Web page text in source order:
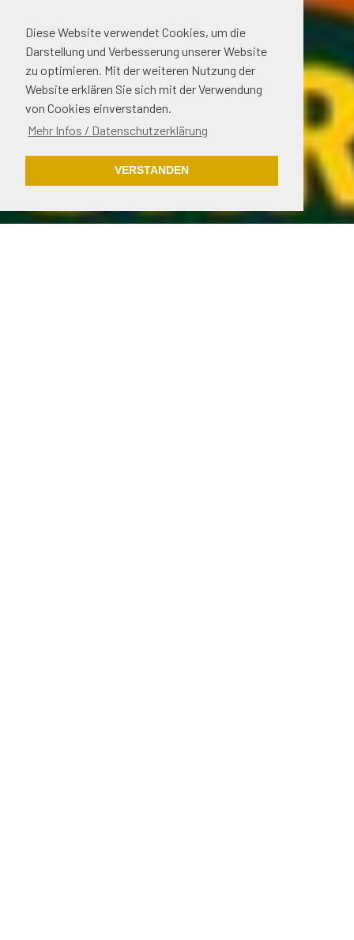
Diese Website verwendet Cookies, um die
Darstellung und Verbesserung unserer Website
zu optimieren. Mit der weiteren Nutzung der
Website erklären Sie sich mit der Verwendung
von Cookies einverstanden.
Mehr Infos / Datenschutzerklärung
VERSTANDEN